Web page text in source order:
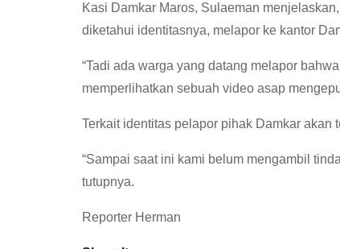
Kasi Damkar Maros, Sulaeman
diketahui identitasnya, melapor ke kantor
“Tadi ada warga yang datang melapor
memperlihatkan sebuah video asap
Terkait identitas pelapor pihak Damkar akan
“Sampai saat ini kami belum mengambil
tutupnya.
Reporter Herman